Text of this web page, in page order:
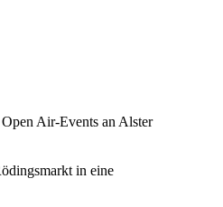
Air-Events an Alster
in eine